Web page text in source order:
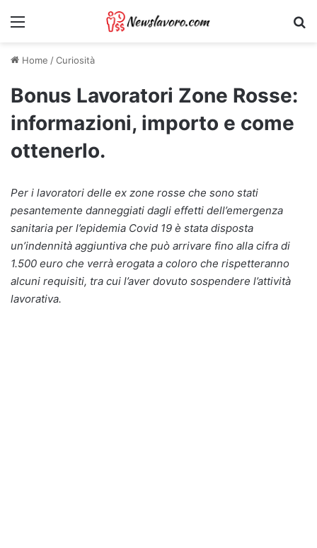
Menu
Home /Curiosità
Bonus Lavoratori Zone Rosse:
informazioni, importo e come
ottenerlo.
Per i lavoratori delle ex zone rosse che sono stati
pesantemente danneggiati dagli effetti dell’emergenza
sanitaria per l’epidemia Covid 19 è stata disposta
un’indennità aggiuntiva che può arrivare fino alla cifra di
1.500 euro che verrà erogata a coloro che rispetteranno
alcuni requisiti, tra cui l’aver dovuto sospendere l’attività
lavorativa.